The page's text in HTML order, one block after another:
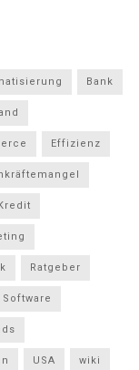
Bank
Effizienz
Kredit
Ratgeber
Software
USA wiki